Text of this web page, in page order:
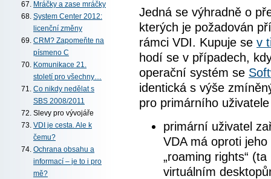
Mráčky a zase mráčky
System Center 2012:
licenční změny
CRM? Zapomeňte na
písmeno C
Komunikace 21.
století pro všechny…
Co nikdy nedělat s
SBS 2008/2011
Slevy pro vývojáře
VDI je cesta. Ale k
čemu?
Ochrana obsahu a
informací – je to i pro
mě?
Jedná se výhradně o
kterých je požadován
rámci VDI. Kupuje se v
hodí se v případech,
operační systém se
identická s výše
pro primárního
primární uživatel
VDA má oproti
„roaming rights“
virtuálním